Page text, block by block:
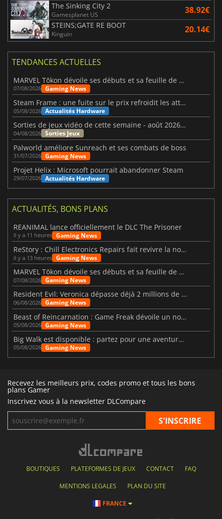
The Sinking City 2
Gamesplanet US 38.92€
STEINS;GATE RE BOOT
Kinguin 20.14€
TENDANCES ACTUELLES
MARVEL Tōkon dévoile ses débuts et sa feuille de route
07/08/2026 Gaming News
Steam Frame : une fuite sur le prix refroidit les attentes VR
05/08/2026 Actualités Hardware
Sorties de jeux vidéo de cette semaine - août 2026 (semaine 32)
04/08/2026 Sorties Jeux
Palworld améliore Sunreach et ses combats de boss
31/07/2026 Gaming News
Projet Helix : Microsoft pourrait abandonner Steam
29/07/2026 Actualités Hardware
ACTUALITÉS, BONS PLANS
REANIMAL lance officiellement le DLC The Prisoner
il y a 11 heures Gaming News
ReStory : Chill Electronics Repairs fait revivre la nostalgie des années 2000
il y a 13 heures Gaming News
MARVEL Tōkon dévoile ses débuts et sa feuille de route
07/08/2026 Gaming News
Resident Evil: Veronica dépasse déjà 2 millions de wishlists
06/08/2026 Gaming News
Beast of Reincarnation : Game Freak dévoile un nouveau pari
05/08/2026 Gaming News
Big Walk est disponible : partez pour une aventure entre amis
05/08/2026 Gaming News
Recevez les meilleurs prix, codes promo et tous les bons
plans Gamer
Inscrivez vous à la newsletter DLCompare
BOUTIQUES PLATEFORMES DE JEUX CONTACT FAQ
MENTIONS LEGALES PLAN DU SITE
FRANCE